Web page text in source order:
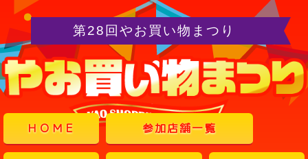
第28回やお買い物まつり
ＨＯＭＥ 参加店舗一覧